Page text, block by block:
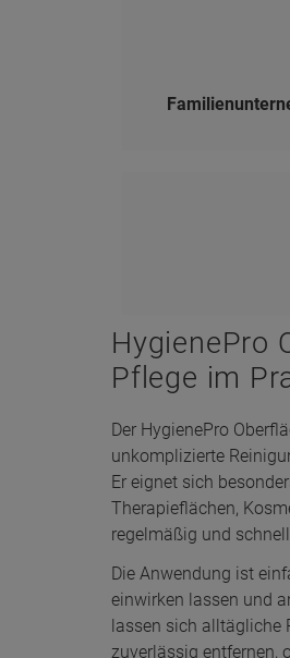
Pflege im
Der HygienePro
Er eignet sich
Therapieflächen,
regelmäßig und
Die Anwendung ist
lassen sich alltägliche
zuverlässig entfernen,
HygienePro-Bezüge